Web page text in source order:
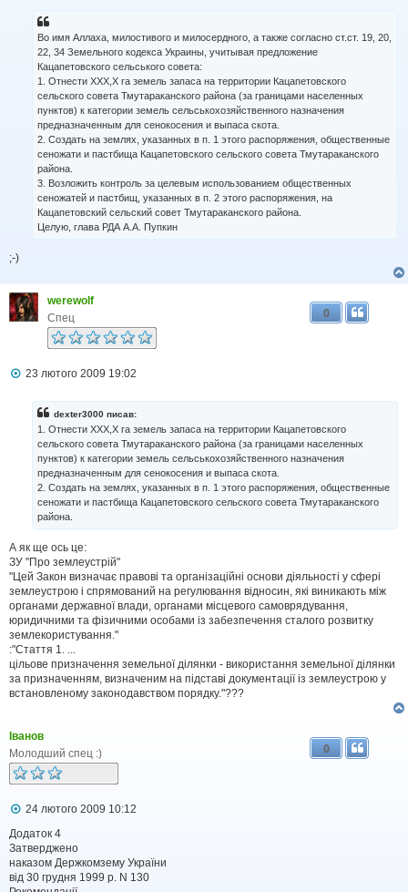
Во имя Аллаха, милостивого и милосердного, а также согласно ст.ст. 19, 20,
22, 34 Земельного кодекса Украины, учитывая предложение
Кацапетовского сельського совета:
1. Отнести ХХХ,Х га земель запаса на территории Кацапетовского
сельского совета Тмутараканского района (за границами населенных
пунктов) к категории земель сельськохозяйственного назначения
предназначенным для сенокосения и выпаса скота.
2. Создать на землях, указанных в п. 1 этого распоряжения, общественные
сеножати и пастбища Кацапетовского сельского совета Тмутараканского
района.
3. Возложить контроль за целевым использованием общественных
сеножатей и пастбищ, указанных в п. 2 этого распоряжения, на
Кацапетовский сельский совет Тмутараканского района.
Целую, глава РДА А.А. Пупкин
;-)
werewolf
Спец
0
П
23 лютого 2009 19:02
dexter3000 писав:
1. Отнести ХХХ,Х га земель запаса на территории Кацапетовского
сельского совета Тмутараканского района (за границами населенных
пунктов) к категории земель сельськохозяйственного назначения
предназначенным для сенокосения и выпаса скота.
2. Создать на землях, указанных в п. 1 этого распоряжения, общественные
сеножати и пастбища Кацапетовского сельского совета Тмутараканского
района.
А як ще ось це:
ЗУ "Про землеустрій"
"Цей Закон визначає правові та організаційні основи діяльності у сфері
землеустрою і спрямований на регулювання відносин, які виникають між
органами державної влади, органами місцевого самоврядування,
юридичними та фізичними особами із забезпечення сталого розвитку
землекористування."
:"Стаття 1. ...
цільове призначення земельної ділянки - використання земельної ділянки
за призначенням, визначеним на підставі документації із землеустрою у
встановленому законодавством порядку."???
Іванов
Молодший спец :)
0
П
в
і
д
о
м
24 лютого 2009 10:12
Додаток 4
Затверджено
наказом Держкомзему України
від 30 грудня 1999 р. N 130